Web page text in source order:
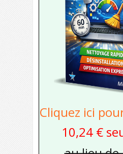
Cliquez ici
10,24 €